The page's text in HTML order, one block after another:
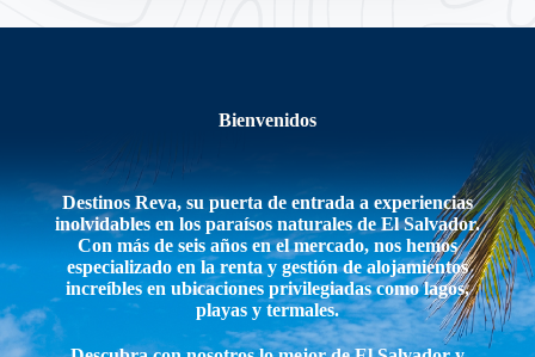
Bienvenidos
Destinos Reva, su puerta de entrada a experiencias
inolvidables en los paraísos naturales de El Salvador.
Con más de seis años en el mercado, nos hemos
especializado en la renta y gestión de alojamientos
increíbles en ubicaciones privilegiadas como lagos,
playas y termales.